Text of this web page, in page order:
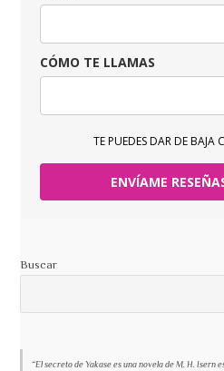
CÓMO TE LLAMAS
TE PUEDES DAR DE BAJA
ENVÍAME
Buscar
“El secreto de Yakase es una novela de M. H. Isern